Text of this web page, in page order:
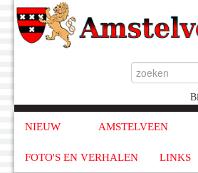
NIEUW AMSTELVEEN
FOTO'S EN VERHALEN LINKS